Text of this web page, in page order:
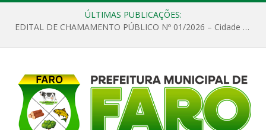
ÚLTIMAS PUBLICAÇÕES:
EDITAL DE CHAMAMENTO PÚBLICO Nº 01/2026 – Cidade de Faro